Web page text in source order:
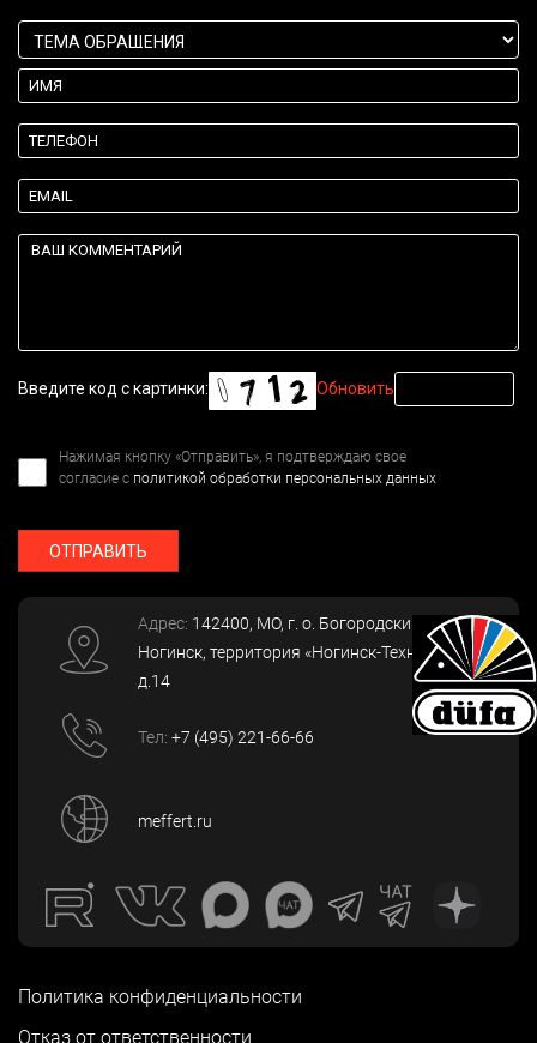
Введите код с картинки: Обновить
Нажимая кнопку «Отправить», я подтверждаю свое
согласие с политикой обработки персональных данных
ОТПРАВИТЬ
Адрес: 142400, МО, г. о. Богородский, г.
Ногинск, территория «Ногинск-Технопарк»,
д.14
Тел: +7 (495) 221-66-66
meffert.ru
Политика конфиденциальности
Отказ от ответственности